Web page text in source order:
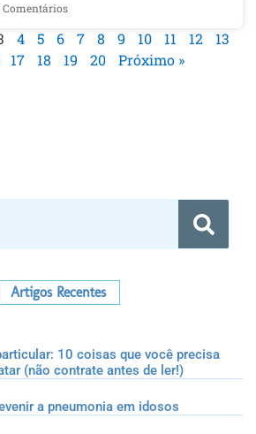
Comentários
4 5 6 7 8 9 10 11 12
13
17 18 19 20 Próximo »
Artigos Recentes
10 coisas que você precisa
(não contrate antes de ler!)
a pneumonia em idosos